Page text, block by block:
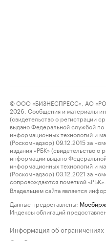
© ООО «БИЗНЕСПРЕСС», АО
2026. Сообщения и материалы
(свидетельство о регистрации
выдано Федеральной службой по
информационных технологий и
(Роскомнадзор) 09.12.2015 за
издания «РБК» (свидетельство о
информации выдано
информационных технологий и
(Роскомнадзор) 03.12.2021 за
сопровождаются пометкой «РБК».
Владельцем сайта является
Данные предоставлены:
Индексы облигаций
Информация об ограничениях